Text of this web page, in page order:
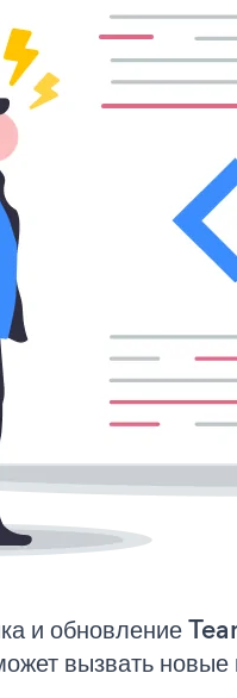
и обновление
вызвать